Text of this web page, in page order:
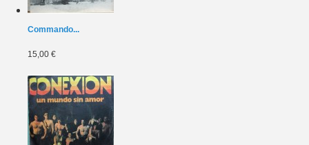
Commando...
15,00 €